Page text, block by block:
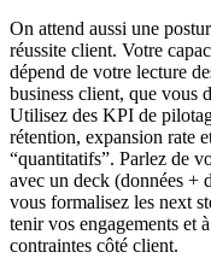
On attend aussi une
réussite client. Votre
dépend de votre lecture
business client, que vous
Utilisez des KPI de
rétention, expansion rate
“quantitatifs”. Parlez de
avec un deck (données +
vous formalisez les next
tenir vos engagements et
contraintes côté client.